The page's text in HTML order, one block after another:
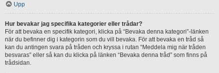
Upp
Hur bevakar jag specifika kategorier eller trådar?
För att bevaka en specifik kategori, klicka på “Bevaka denna kategori”-länken
när du befinner dig i kategorin som du vill bevaka. För att bevaka en tråd så
kan du antingen svara på tråden och kryssa i rutan “Meddela mig när tråden
besvaras” eller så kan du klicka på länken “Bevaka denna tråd” som finns på
trådsidan.